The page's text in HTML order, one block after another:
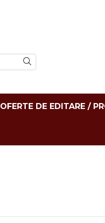
OFERTE DE EDITARE /